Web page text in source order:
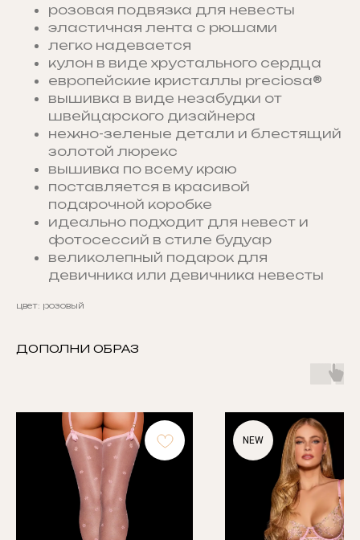
розовая подвязка для невесты
эластичная лента с рюшами
легко надевается
кулон в виде хрустального сердца
европейские кристаллы preciosa®
вышивка в виде незабудки от
швейцарского дизайнера
нежно-зеленые детали и блестящий
золотой люрекс
вышивка по всему краю
поставляется в красивой
подарочной коробке
идеально подходит для невест и
фотосессий в стиле будуар
великолепный подарок для
девичника или девичника невесты
цвет: розовый
ДОПОЛНИ ОБРАЗ
NEW